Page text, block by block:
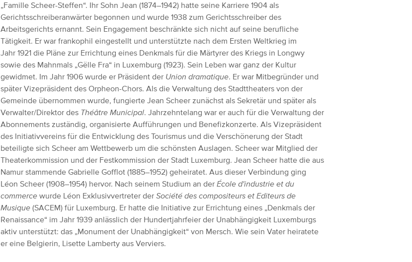
„Famille Scheer-Steffen“. Ihr Sohn Jean (1874–1942) hatte seine Karriere 1904 als
Gerichtsschreiberanwärter begonnen und wurde 1938 zum Gerichtsschreiber des
Arbeitsgerichts ernannt. Sein Engagement beschränkte sich nicht auf seine berufliche
Tätigkeit. Er war frankophil eingestellt und unterstützte nach dem Ersten Weltkrieg im
Jahr 1921 die Pläne zur Errichtung eines Denkmals für die Märtyrer des Kriegs in Longwy
sowie des Mahnmals „Gëlle Fra“ in Luxemburg (1923). Sein Leben war ganz der Kultur
gewidmet. Im Jahr 1906 wurde er Präsident der Union dramatique. Er war Mitbegründer und
später Vizepräsident des Orpheon-Chors. Als die Verwaltung des Stadttheaters von der
Gemeinde übernommen wurde, fungierte Jean Scheer zunächst als Sekretär und später als
Verwalter/Direktor des Théâtre Municipal. Jahrzehntelang war er auch für die Verwaltung der
Abonnements zuständig, organisierte Aufführungen und Benefizkonzerte. Als Vizepräsident
des Initiativvereins für die Entwicklung des Tourismus und die Verschönerung der Stadt
beteiligte sich Scheer am Wettbewerb um die schönsten Auslagen. Scheer war Mitglied der
Theaterkommission und der Festkommission der Stadt Luxemburg. Jean Scheer hatte die aus
Namur stammende Gabrielle Gofflot (1885–1952) geheiratet. Aus dieser Verbindung ging
Léon Scheer (1908–1954) hervor. Nach seinem Studium an derÉcole d'industrie et du
commerce wurde Léon Exklusivvertreter derSociété des compositeurs et Editeurs de
Musique (SACEM) für Luxemburg. Er hatte die Initiative zur Errichtung eines „Denkmals der
Renaissance“ im Jahr 1939 anlässlich der Hundertjahrfeier der Unabhängigkeit Luxemburgs
aktiv unterstützt: das „Monument der Unabhängigkeit“ von Mersch. Wie sein Vater heiratete
er eine Belgierin, Lisette Lamberty aus Verviers.